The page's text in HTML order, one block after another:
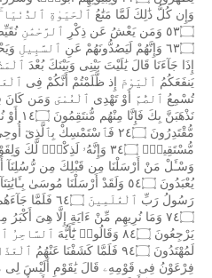
وَإِن كُلُّ ذَٰلِكَ لَمَّا مَتَٰعُ ٱلْحَيَوٰةِ ٱلدُّنْيَا
٥٣۝ وَمَن يَعْشُ عَن ذِكْرِ ٱلرَّحْمَٰنِ
٦٣۝ وَإِنَّهُمْ لَيَصُدُّونَهُمْ عَنِ ٱلسَّبِيلِ
إِذَا جَآءَنَا قَالَ يَٰلَيْتَ بَيْنِى وَبَيْنَكَ بُعْدَ
يَنفَعَكُمُ ٱلْيَوْمَ إِذ ظَّلَمْتُمْ أَنَّكُمْ فِى
تُسْمِعُ ٱلصُّمَّ أَوْ تَهْدِى ٱلْعُمْىَ وَمَن كَانَ
نَذْهَبَنَّ بِكَ فَإِنَّا مِنْهُم مُّنتَقِمُونَ ١٤۝ أَوْ
مُّقْتَدِرُونَ ٢٤۝ فَٱسْتَمْسِكْ بِٱلَّذِىٓ
مُّسْتَقِيمٍۢ ٣٤۝ وَإِنَّهُۥ لَذِكْرٌۭ لَّكَ
وَسْـَٔلْ مَنْ أَرْسَلْنَا مِن قَبْلِكَ مِن رُّسُلِنَآ
يُعْبَدُونَ ٥٤۝ وَلَقَدْ أَرْسَلْنَا مُوسَىٰ بِـَٔايَٰتِنَآ
رَسُولُ رَبِّ ٱلْعَٰلَمِينَ ٦٤۝ فَلَمَّا
٧٤۝ وَمَا نُرِيهِم مِّنْ ءَايَةٍ إِلَّا هِىَ أَكْبَرُ
يَرْجِعُونَ ٨٤۝ وَقَالُوا۟ يَٰٓأَيُّهَ ٱلسَّاحِرُ
لَمُهْتَدُونَ ٩٤۝ فَلَمَّا كَشَفْنَا عَنْهُمُ
فِرْعَوْنُ فِى قَوْمِهِۦ قَالَ يَٰقَوْمِ أَلَيْسَ لِى